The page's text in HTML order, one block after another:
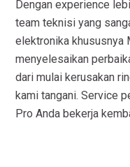
Dengan experience
team teknisi yang
elektronika khususnya
menyelesaikan
dari mulai kerusakan
kami tangani. Service
Pro Anda bekerja